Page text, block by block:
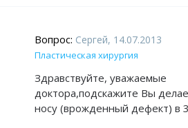
Вопрос: Сергей, 14.07.2013
Пластическая хирургия
Здравствуйте, уважаемые
доктора,подскажите Вы
носу (врожденный дефект) в